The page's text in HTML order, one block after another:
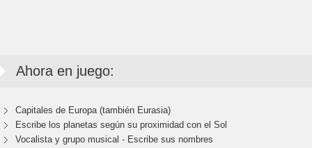
Ahora en juego:
Capitales de Europa (también Eurasia)
Escribe los planetas según su proximidad con el Sol
Vocalista y grupo musical - Escribe sus nombres